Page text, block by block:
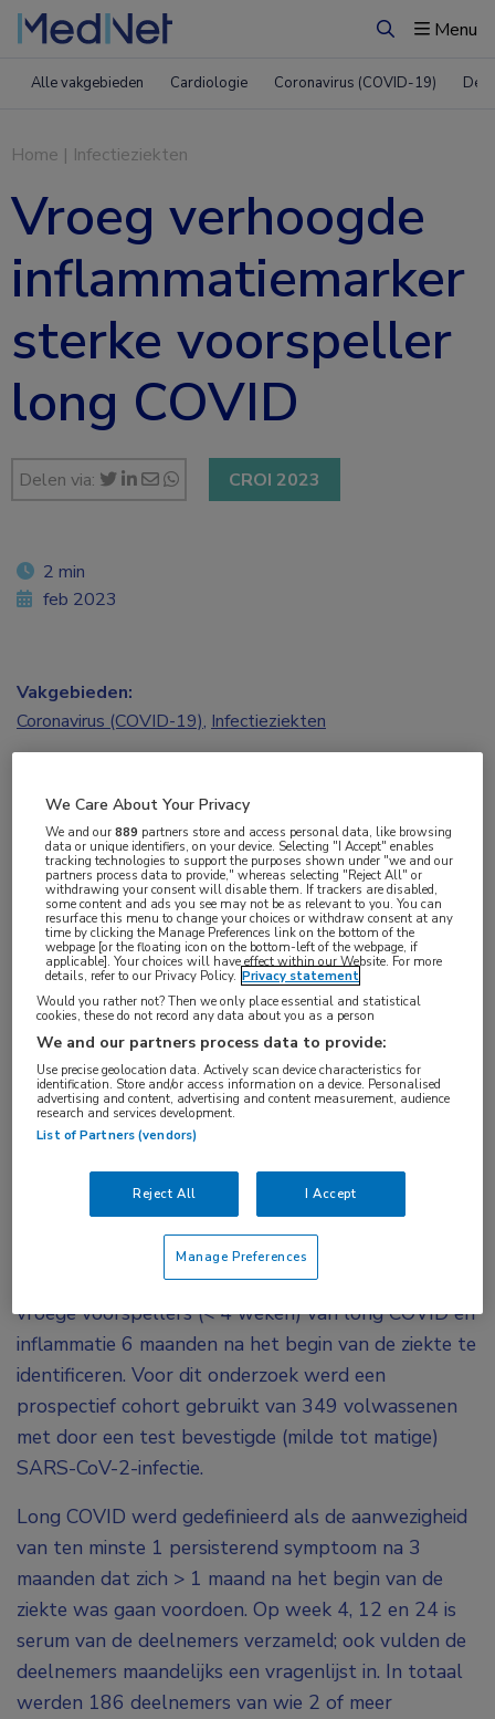
ZoekenMenu
Alle vakgebieden Cardiologie Coronavirus (COVID-19)
Home | Infectieziekten
Vroeg verhoogde
inflammatiemarker
sterke voorspeller
long COVID
Delen via: CROI 2023
Bij mensen die 6 maanden na een corona-infectie
long COVID blijken te hebben ontwikkeld, is er
een associatie met verhoogde cardiopulmonale
resuscitatiewaarden. Een verhoogd IL-1β – een
marker voor inflammatie – binnen 4 weken na de
infectie is mogelijk een vroege voorspeller van
long COVID na 6 maanden.
In een Nederlandse studie zijn cytokinenpatronen bij
volwassenen met COVID-19 in vergelijking met
gezonde mensen onderzocht en is getracht om
vroege voorspellers (< 4 weken) van long COVID en
inflammatie 6 maanden na het begin van de ziekte te
identificeren. Voor dit onderzoek werd een
prospectief cohort gebruikt van 349 volwassenen
met door een test bevestigde (milde tot matige)
SARS-CoV-2-infectie.
Long COVID werd gedefinieerd als de aanwezigheid
van ten minste 1 persisterend symptoom na 3
maanden dat zich > 1 maand na het begin van de
ziekte was gaan voordoen. Op week 4, 12 en 24 is
serum van de deelnemers verzameld; ook vulden de
deelnemers maandelijks een vragenlijst in. In totaal
werden 186 deelnemers van wie 2 of meer
2 min
feb 2023
Vakgebieden:
Coronavirus (COVID-19), Infectieziekten
Virale infecties
Tags:
coronavirus,COVID-19,CRP,IL-1,long COVID,SARS-CoV-
We Care About Your Privacy
We and our889 partners store and access personal data, like browsing
data or unique identifiers, on your device. Selecting "I Accept" enables
tracking technologies to support the purposes shown under "we and our
partners process data to provide," whereas selecting "Reject All" or
withdrawing your consent will disable them. If trackers are disabled,
some content and ads you see may not be as relevant to you. You can
resurface this menu to change your choices or withdraw consent at any
time by clicking the Manage Preferences link on the bottom of the
webpage [or the floating icon on the bottom-left of the webpage, if
applicable]. Your choices will have effect within our Website. For more
details, refer to our Privacy Policy. Privacy statement
Would you rather not? Then we only place essential and statistical
cookies, these do not record any data about you as a person
We and our partners process data to provide:
Use precise geolocation data. Actively scan device characteristics for
identification. Store and/or access information on a device. Personalised
advertising and content, advertising and content measurement, audience
research and services development.
List of Partners (vendors)
Reject All I Accept
Manage Preferences